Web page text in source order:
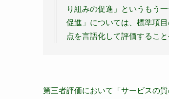
り組みの促進」というもう
促進」については、標準項
点を言語化して評価するこ
第三者評価において「サービスの